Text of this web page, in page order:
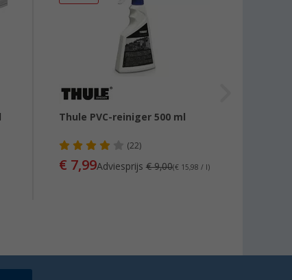
Thule PVC-reiniger 500 ml
(22)
€ 7,99Adviesprijs € 9,00(€ 15,98 / l)